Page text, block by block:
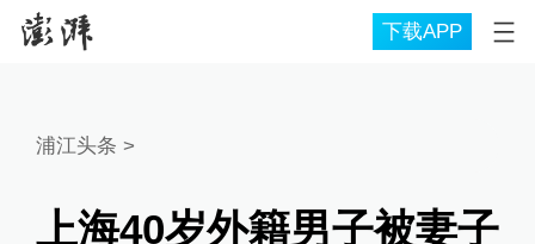
下载APP
浦江头条 >
上海40岁外籍男子被妻子